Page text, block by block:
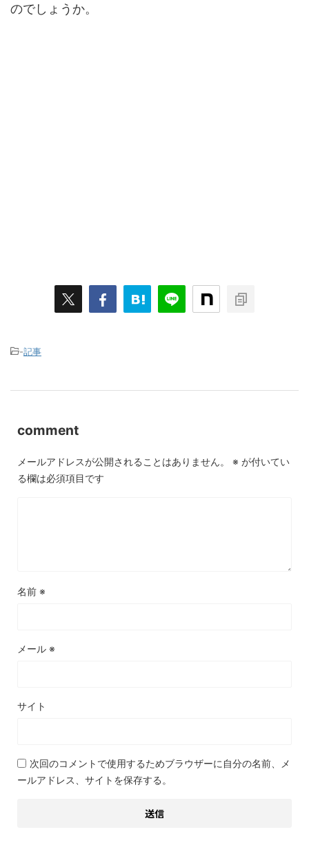
のでしょうか。
-記事
comment
メールアドレスが公開されることはありません。 ※ が付いてい
る欄は必須項目です
名前 ※
メール ※
サイト
次回のコメントで使用するためブラウザーに自分の名前、メ
ールアドレス、サイトを保存する。